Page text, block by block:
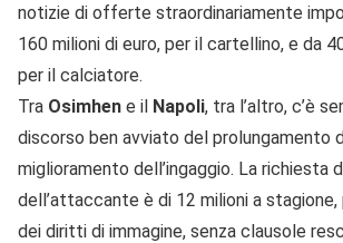
notizie di offerte straordinariamente
160 milioni di euro, per il cartellino, e da
per il calciatore.
Tra Osimhen e il Napoli, tra l’altro, c’è
discorso ben avviato del prolungamento
miglioramento dell’ingaggio. La richiesta
dell’attaccante è di 12 milioni a
dei diritti di immagine, senza clausole